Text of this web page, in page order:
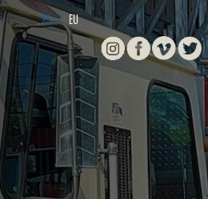
ES / EU
InstagramFacebook
Vimeo